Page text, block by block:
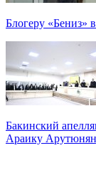
Блогеру «Бениз»
Бакинский
Араику